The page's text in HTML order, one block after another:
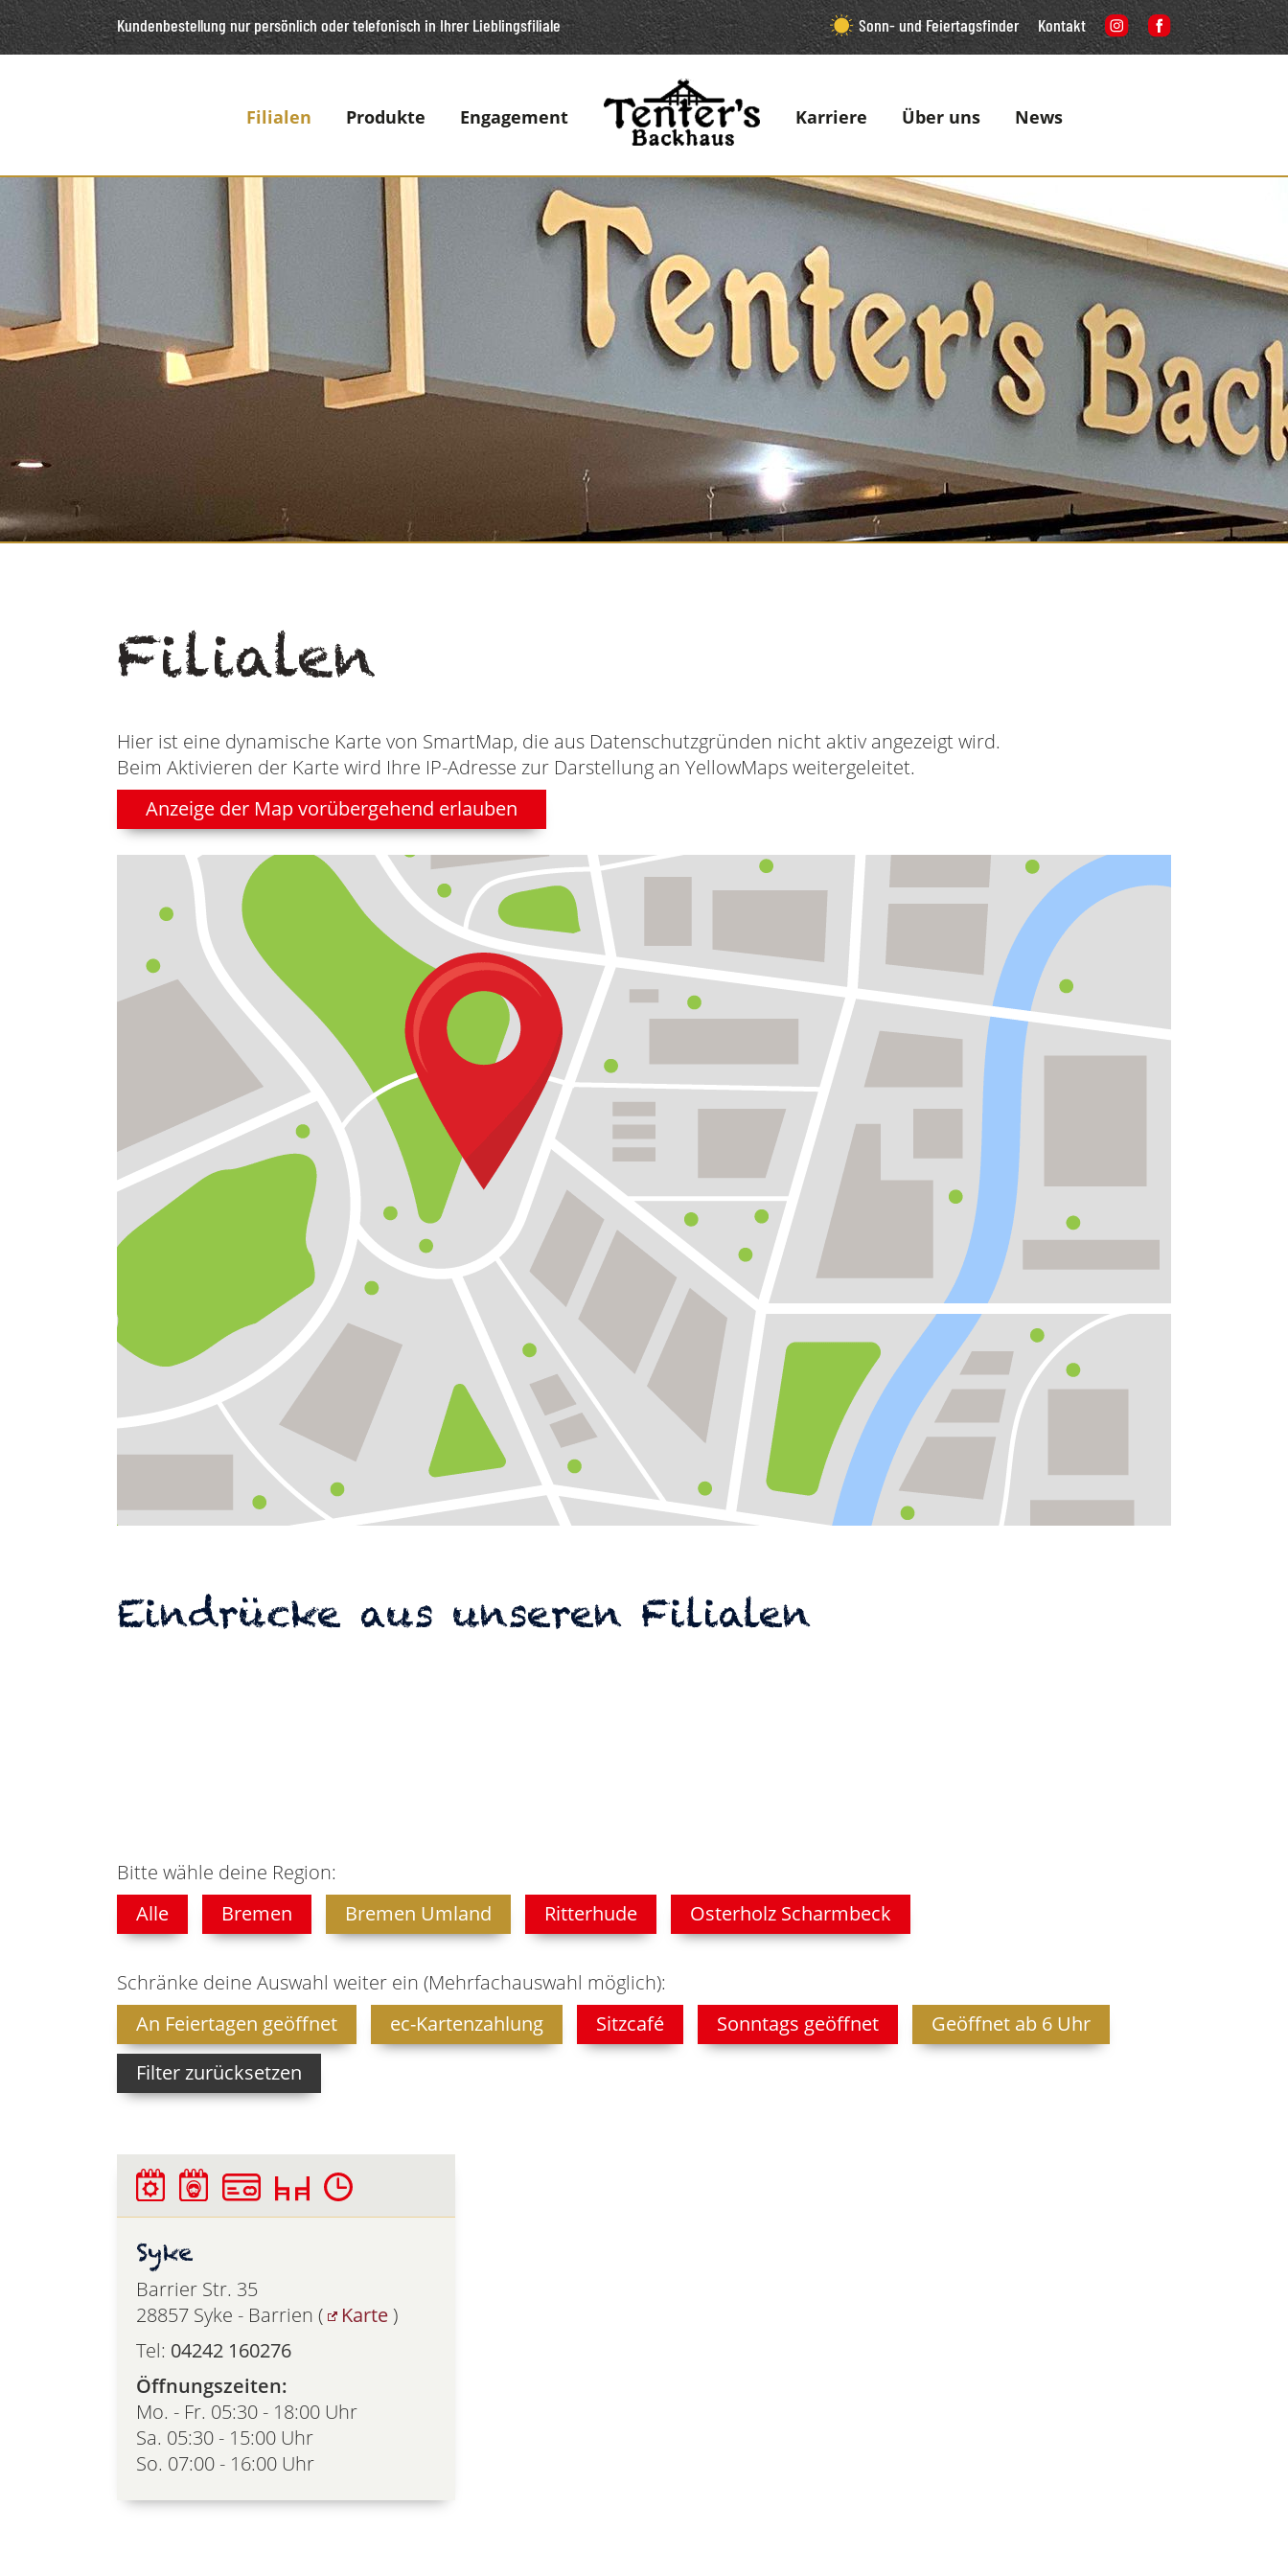
Kundenbestellung nur persönlich oder telefonisch in Ihrer Lieblingsfiliale Sonn- und Feiertagsfinder Kontakt
Filialen Produkte Engagement Karriere Über uns News
Filialen
Hier ist eine dynamische Karte von SmartMap, die aus Datenschutzgründen nicht aktiv angezeigt wird.
Beim Aktivieren der Karte wird Ihre IP-Adresse zur Darstellung an YellowMaps weitergeleitet.
Anzeige der Map vorübergehend erlauben
Eindrücke aus unseren Filialen
Bitte wähle deine Region:
Alle
Bremen Bremen Umland Ritterhude Osterholz Scharmbeck
Schränke deine Auswahl weiter ein (Mehrfachauswahl möglich):
An Feiertagen geöffnet
ec-Kartenzahlung Sitzcafé Sonntags geöffnet
Geöffnet ab 6 Uhr
Filter zurücksetzen
Syke
Barrier Str. 35
28857 Syke - Barrien (
Karte )
Tel: 04242 160276
Öffnungszeiten:
Mo. - Fr. 05:30 - 18:00 Uhr
Sa. 05:30 - 15:00 Uhr
So. 07:00 - 16:00 Uhr